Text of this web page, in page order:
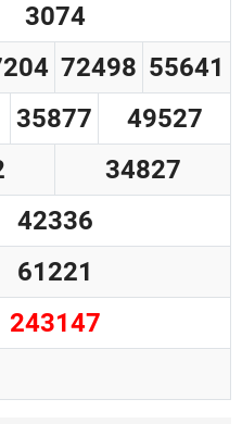
3074
72498 55641
35877 49527
34827
42336
61221
243147